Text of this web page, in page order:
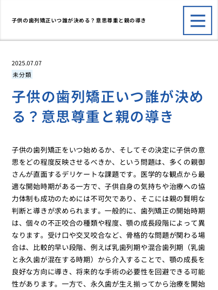
子供の歯列矯正いつ誰が決める？意思尊重と親の導き
2025.07.07
未分類
子供の歯列矯正いつ誰が決め
る？意思尊重と親の導き
子供の歯列矯正をいつ始めるか、そしてその決定に子供の意
思をどの程度反映させるべきか、という問題は、多くの親御
さんが直面するデリケートな課題です。医学的な観点から最
適な開始時期がある一方で、子供自身の気持ちや治療への協
力体制も成功のためには不可欠であり、そこには親の賢明な
判断と導きが求められます。一般的に、歯列矯正の開始時期
は、個々の不正咬合の種類や程度、顎の成長段階によって異
なります。受け口や交叉咬合など、骨格的な問題が関わる場
合は、比較的早い段階、例えば乳歯列期や混合歯列期（乳歯
と永久歯が混在する時期）から介入することで、顎の成長を
良好な方向に導き、将来的な手術の必要性を回避できる可能
性があります。一方で、永久歯が生え揃ってから治療を開始